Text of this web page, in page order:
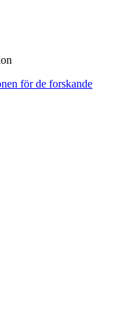
för de forskande